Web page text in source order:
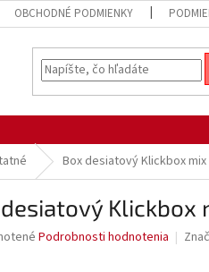
OBCHODNÉ PODMIENKY
Box desiatový Klickbox mix
Klickbox
Podrobnosti hodnotenia